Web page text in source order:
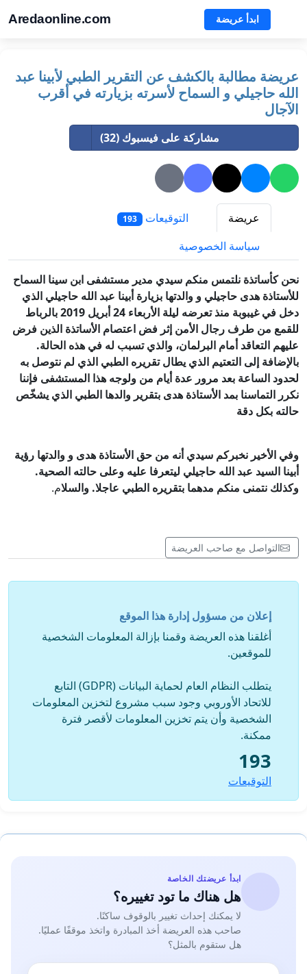
Aredaonline.com ابدأ عريضة
عريضة مطالبة بالكشف عن التقرير الطبي لأبينا عبد
الله حاجيلي و السماح لأسرته بزيارته في أقرب
الآجال
مشاركة على فيسبوك (32)
عريضة التوقيعات 193
سياسة الخصوصية
نحن كأساتذة نلتمس منكم سيدي مدير مستشفى ابن سينا السماح
للأستاذة هدى حاجيلي و والدتها بزيارة أبينا عبد الله حاجيلي الذي
دخل في غيبوبة منذ تعرضه ليلة الأربعاء 24 أبريل 2019 بالرباط
للقمع من طرف رجال الأمن إثر فض اعتصام الأساتذة الذين فرض
عليهم التعاقد أمام البرلمان، والذي تسبب له في هذه الحالة.
بالإضافة إلى التعتيم الذي يطال تقريره الطبي الذي لم نتوصل به
لحدود الساعة بعد مرور عدة أيام من ولوجه هذا المستشفى فإننا
نكرر التماسنا بمد الأستاذة هدى بتقرير والدها الطبي الذي يشخّص
حالته بكل دقة
وفي الأخير نخبركم سيدي أنه من حق الأستاذة هدى و والدتها رؤية
أبينا السيد عبد الله حاجيلي ليتعرفا عليه وعلى حالته الصحية.
وكذلك نتمنى منكم مدهما بتقريره الطبي عاجلا. والسلام.
التواصل مع صاحب العريضة
إعلان من مسؤول إدارة هذا الموقع
أغلقنا هذه العريضة وقمنا بإزالة المعلومات الشخصية
للموقعين.
يتطلب النظام العام لحماية البيانات (GDPR) التابع
للاتحاد الأوروبي وجود سبب مشروع لتخزين المعلومات
الشخصية وأن يتم تخزين المعلومات لأقصر فترة
ممكنة.
193
التوقيعات
ابدأ عريضتك الخاصة
هل هناك ما تود تغييره؟
لا يمكنك إحداث تغيير بالوقوف ساكنًا.
صاحب هذه العريضة أخذ المبادرة واتخذ موقفًا عمليًا.
هل ستقوم بالمثل؟